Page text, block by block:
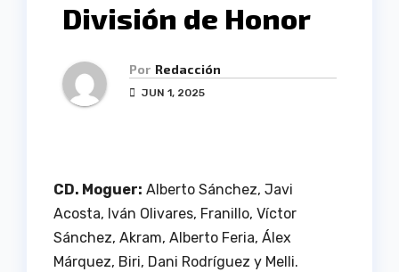
División de Honor
Por Redacción
JUN 1, 2025
CD. Moguer: Alberto Sánchez, Javi
Acosta, Iván Olivares, Franillo, Víctor
Sánchez, Akram, Alberto Feria, Álex
Márquez, Biri, Dani Rodríguez y Melli.